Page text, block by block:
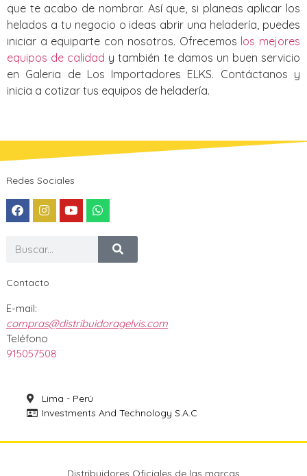
que te acabo de nombrar. Así que, si planeas aplicar los
helados a tu negocio o ideas abrir una heladería, puedes
iniciar a equiparte con nosotros. Ofrecemos los mejores
equipos de calidad y también te damos un buen servicio
en Galeria de Los Importadores ELKS. Contáctanos y
inicia a cotizar tus equipos de heladería.
Redes Sociales
Contacto
E-mail:
compras@distribuidoragelvis.com
Teléfono
915057508
Lima - Perú
Investments And Technology S.A.C
Distribuidores Oficiales de las marcas